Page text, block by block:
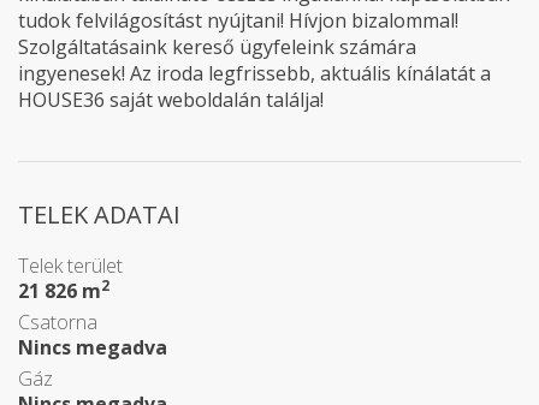
tudok felvilágosítást nyújtani! Hívjon bizalommal!
Szolgáltatásaink kereső ügyfeleink számára
ingyenesek! Az iroda legfrissebb, aktuális kínálatát a
HOUSE36 saját weboldalán találja!
TELEK ADATAI
Telek terület
21 826 m2
Csatorna
Nincs megadva
Gáz